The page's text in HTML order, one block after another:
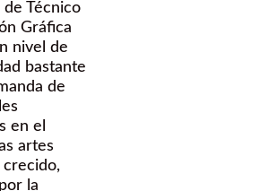
de Técnico
Gráfica
nivel de
bastante
de
en el
artes
crecido,
la